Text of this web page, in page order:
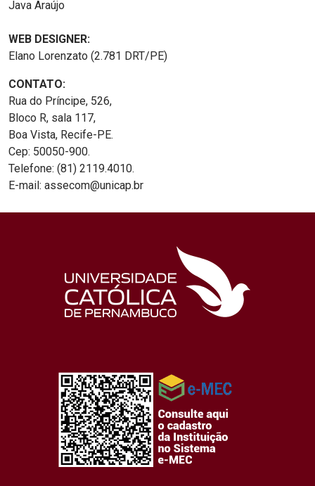
Java Araújo
WEB DESIGNER:
Elano Lorenzato (2.781 DRT/PE)
CONTATO:
Rua do Príncipe, 526,
Bloco R, sala 117,
Boa Vista, Recife-PE.
Cep: 50050-900.
Telefone: (81) 2119.4010.
E-mail: assecom@unicap.br